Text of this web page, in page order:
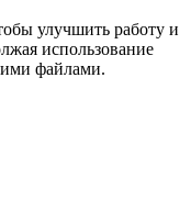
улучшить работу и
использование
файлами.